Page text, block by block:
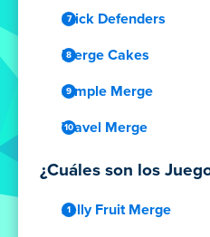
Stick Defenders
Merge Cakes
Simple Merge
Travel Merge
¿Cuáles son los
Jelly Fruit Merge